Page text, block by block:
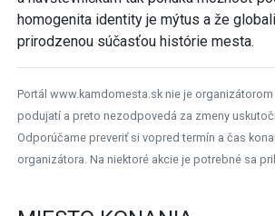
homogenita identity je mýtus a že
prirodzenou súčasťou histórie mesta.
Portál www.kamdomesta.sk nie je organizátorom
podujatí a preto nezodpovedá za zmeny
Odporúčame preveriť si vopred termín a čas
organizátora. Na niektoré akcie je potrebné sa